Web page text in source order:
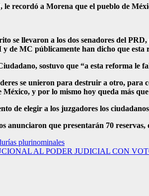
recordó a Morena que el pueblo de
se llevaron a los dos senadores del
y de MC públicamente han dicho que
sostuvo que “a esta reforma le
se unieron para destruir a otro,
y por lo mismo hoy queda más
de elegir a los juzgadores los
anunciaron que presentarán 70
plurinominales
AL PODER JUDICIAL CON